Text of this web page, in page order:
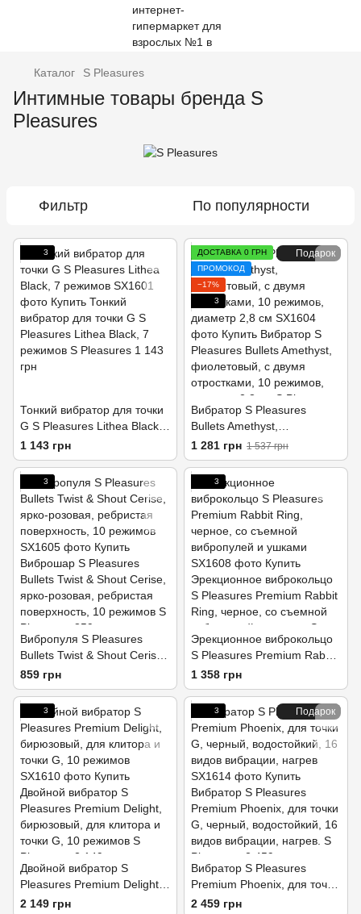
Каталог S Pleasures
Интимные товары бренда S
Pleasures
Фильтр По популярности
3
Тонкий вибратор для точки
G S Pleasures Lithea Black,
7 режимов
1 143 грн
Подарок
ДОСТАВКА 0 ГРН
ПРОМОКОД
−17%
3
Вибратор S Pleasures
Bullets Amethyst,
фиолетовый, с двумя
отростками, 10 режимов,
диаметр 2,8 см
1 281 грн 1 537 грн
3
Вибропуля S Pleasures
Bullets Twist & Shout Cerise,
ярко-розовая, ребристая
поверхность, 10 режимов
859 грн
3
Эрекционное виброкольцо
S Pleasures Premium Rabbit
Ring, черное, со съемной
вибропулей и ушками
1 358 грн
3
Двойной вибратор S
Pleasures Premium Delight,
бирюзовый, для клитора и
2 149 грн
Подарок
3
Вибратор S Pleasures
Premium Phoenix, для точки
G, черный, водостойкий, 16
2 459 грн